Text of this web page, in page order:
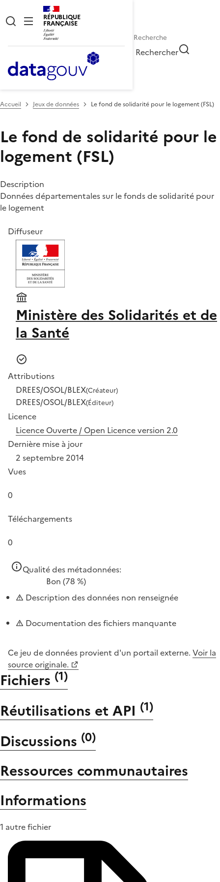
RÉPUBLIQUE
FRANÇAISE
Rechercher
Accueil Jeux de données Le fond de solidarité pour le logement (FSL)
Le fond de solidarité pour le
logement (FSL)
Description
Données départementales sur le fonds de solidarité pour
le logement
Diffuseur
Ministère des Solidarités et de
la Santé
Attributions
DREES/OSOL/BLEX(Créateur)
DREES/OSOL/BLEX(Éditeur)
Licence
Licence Ouverte / Open Licence version 2.0
Dernière mise à jour
2 septembre 2014
Vues
0
Téléchargements
0
Qualité des métadonnées:
Bon (78 %)
Description des données non renseignée
Documentation des fichiers manquante
Ce jeu de données provient d'un portail externe. Voir la
source originale.
Fichiers (1)
Réutilisations et API (1)
Discussions (0)
Ressources communautaires
Informations
1 autre fichier